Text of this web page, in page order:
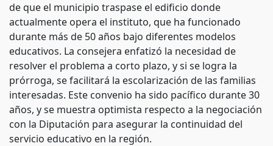
de que el municipio traspase el edificio donde
actualmente opera el instituto, que ha funcionado
durante más de 50 años bajo diferentes modelos
educativos. La consejera enfatizó la necesidad de
resolver el problema a corto plazo, y si se logra la
prórroga, se facilitará la escolarización de las familias
interesadas. Este convenio ha sido pacífico durante 30
años, y se muestra optimista respecto a la negociación
con la Diputación para asegurar la continuidad del
servicio educativo en la región.